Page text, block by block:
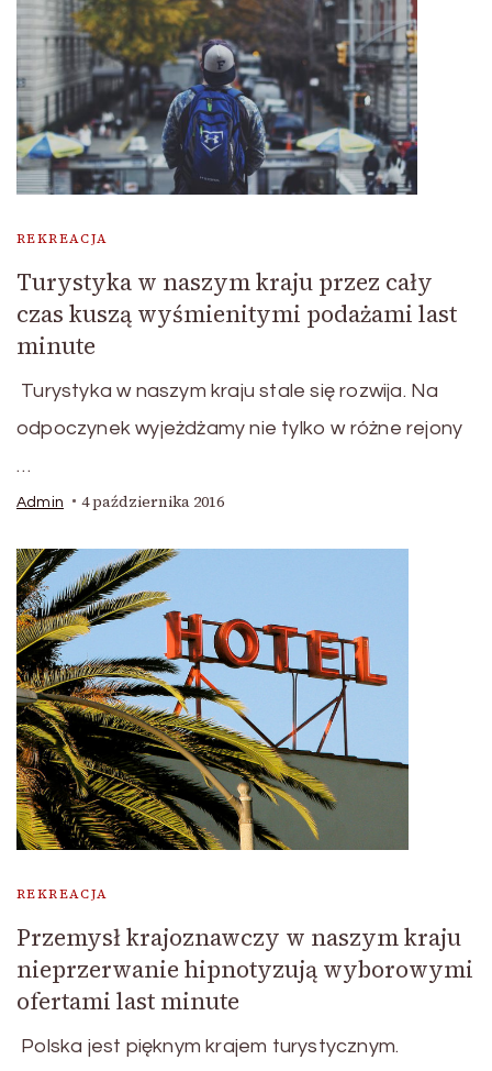
REKREACJA
Turystyka w naszym kraju przez cały
czas kuszą wyśmienitymi podażami last
minute
Turystyka w naszym kraju stale się rozwija. Na
odpoczynek wyjeżdżamy nie tylko w różne rejony
…
Admin 4 października 2016
REKREACJA
Przemysł krajoznawczy w naszym kraju
nieprzerwanie hipnotyzują wyborowymi
ofertami last minute
Polska jest pięknym krajem turystycznym.